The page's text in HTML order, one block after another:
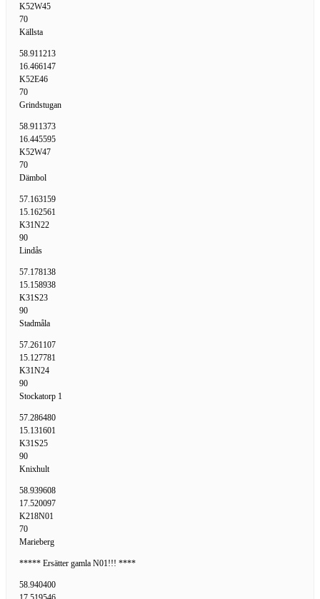
K52W45
70
Källsta
58.911213
16.466147
K52E46
70
Grindstugan
58.911373
16.445595
K52W47
70
Dämbol
57.163159
15.162561
K31N22
90
Lindås
57.178138
15.158938
K31S23
90
Stadmåla
57.261107
15.127781
K31N24
90
Stockatorp 1
57.286480
15.131601
K31S25
90
Knixhult
58.939608
17.520097
K218N01
70
Marieberg
***** Ersätter gamla N01!!! ****
58.940400